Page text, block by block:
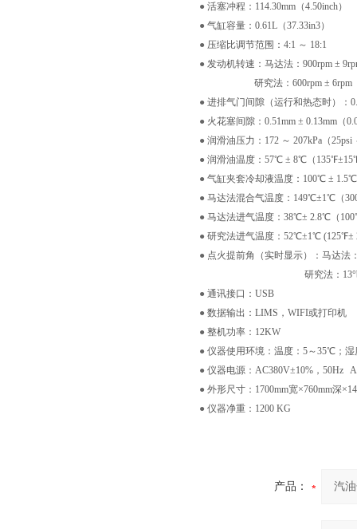
● 活塞冲程：114.30mm（4.50inch）
● 气缸容量：0.61L（37.33in3）
● 压缩比调节范围：4:1 ～ 18:1
● 发动机转速：马达法：900rpm ±
研究法：600rpm ± 6rpm
● 进排气门间隙（运行和热态时）：
● 火花塞间隙：0.51mm ± 0.13mm（
● 润滑油压力：172 ～ 207kPa（25psi
● 润滑油温度：57℃ ± 8℃（
● 气缸夹套冷却液温度：100℃ ±
● 马达法混合气温度：149℃±1℃（
● 马达法进气温度：38℃± 2.8℃（
● 研究法进气温度：52℃±1℃ (125℉±
● 点火提前角（实时显示）：马达法
研究法：13°btdc，
● 通讯接口：USB
● 数据输出：LIMS，WIFI或打印机
● 整机功率：12KW
● 仪器使用环境：温度：5～35℃；湿
● 仪器电源：AC380V±10%，50Hz
● 外形尺寸：1700mm宽×760mm深
● 仪器净重：1200 KG
产品：